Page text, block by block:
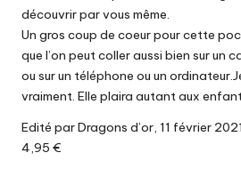
découvrir par vous même.
Un gros coup de coeur pour cette
que l’on peut coller aussi bien sur un
ou sur un téléphone ou un
vraiment. Elle plaira autant aux
Edité par Dragons d’or, 11 février 2021
4,95 €